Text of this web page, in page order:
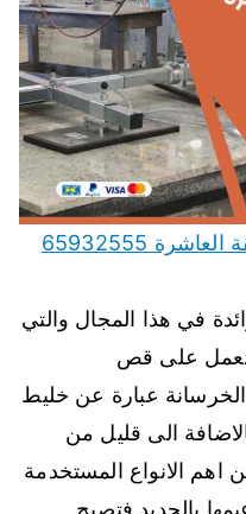
قص رخام وحجر بالليزر المنطقة العاشرة 65932555
في هذا المجال والتي
تعمل على قص
عبارة عن خليط
الى قليل من
اهم الانواع المستخدمة